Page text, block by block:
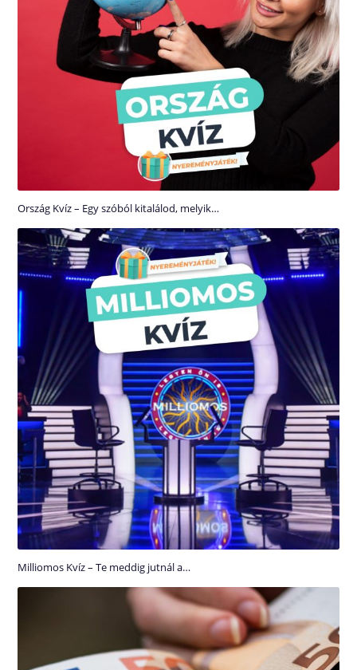
Ország Kvíz – Egy szóból kitalálod, melyik…
Milliomos Kvíz – Te meddig jutnál a…